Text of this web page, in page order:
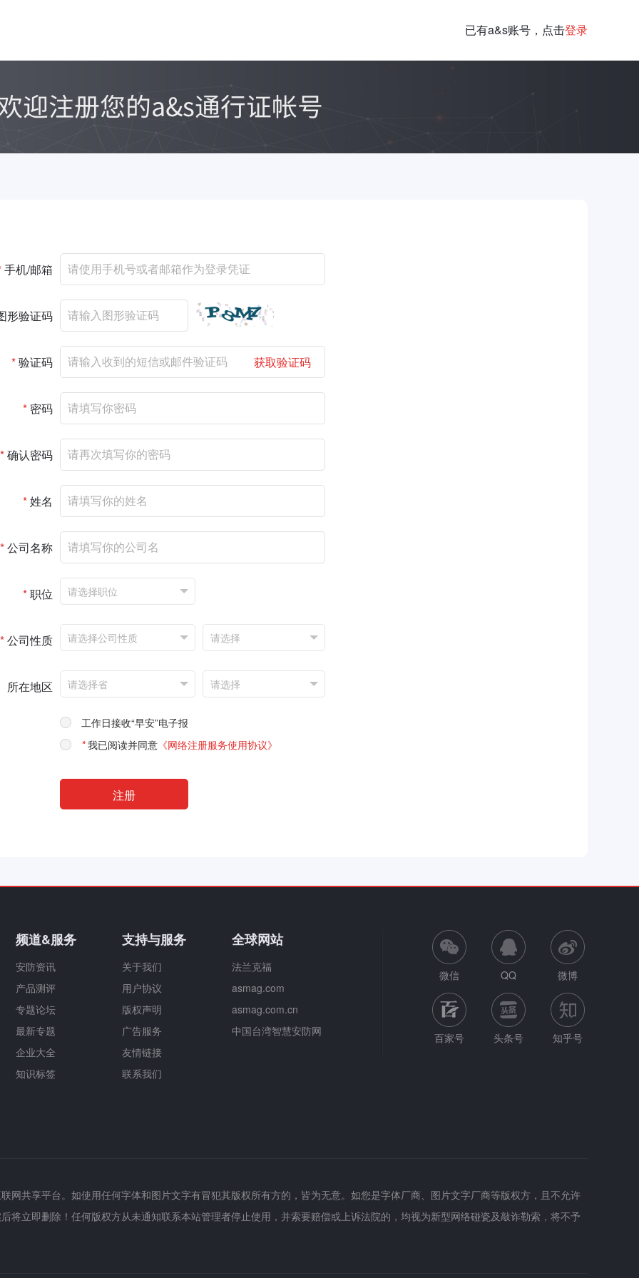
已有a&s账号，点击登录
手机/邮箱
形验证码
*验证码 获取验证码
* 密码
*确认密码
*姓名
*公司名称
*职位
*公司性质
所在地区
工作日接收“早安”电子报
*我已阅读并同意 《网络注册服务使用协议》
频道&服务
安防资讯
产品测评
专题论坛
最新专题
企业大全
知识标签
支持与服务
关于我们
用户协议
版权声明
广告服务
友情链接
联系我们
全球网站
法兰克福
asmag.com
asmag.com.cn
中国台湾智慧安防网
微信 QQ 微博
百家号 头条号 知乎号
网共享平台。如使用任何字体和图片文字有冒犯其版权所有方的，皆为无意。如您是字体厂商、图片文字厂商等版权方，且不允许
将立即删除！任何版权方从未通知联系本站管理者停止使用，并索要赔偿或上诉法院的，均视为新型网络碰瓷及敲诈勒索，将不予